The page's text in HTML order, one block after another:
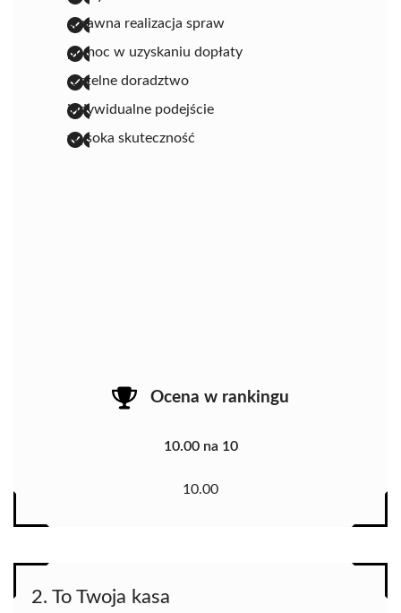
sprawna realizacja spraw
pomoc w uzyskaniu dopłaty
rzetelne doradztwo
indywidualne podejście
wysoka skuteczność
Ocena w rankingu
10.00 na 10
10.00
2. To Twoja kasa